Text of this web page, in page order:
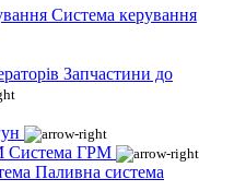
Система керування
Запчастини до
Система ГРМ
Паливна система